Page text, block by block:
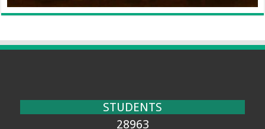
STUDENTS
28963